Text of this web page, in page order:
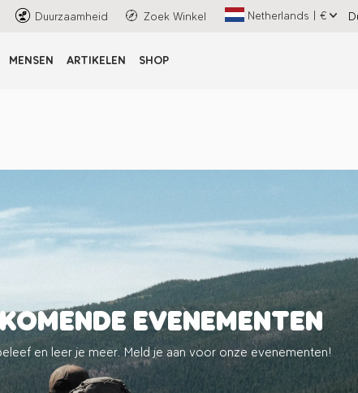
Duurzaamheid Zoek Winkel Netherlands €
MENSEN ARTIKELEN SHOP
EVENEMENTEN
en leer je meer. Meld je aan voor onze evenementen!